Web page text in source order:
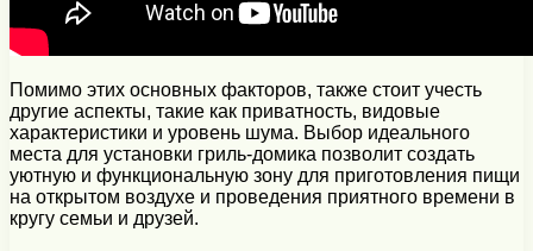
Помимо этих основных факторов, также стоит учесть
другие аспекты, такие как приватность, видовые
характеристики и уровень шума. Выбор идеального
места для установки гриль-домика позволит создать
уютную и функциональную зону для приготовления пищи
на открытом воздухе и проведения приятного времени в
кругу семьи и друзей.